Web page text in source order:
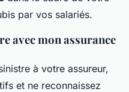
par vos salariés.
avec mon assurance
à votre assureur,
et ne reconnaissez